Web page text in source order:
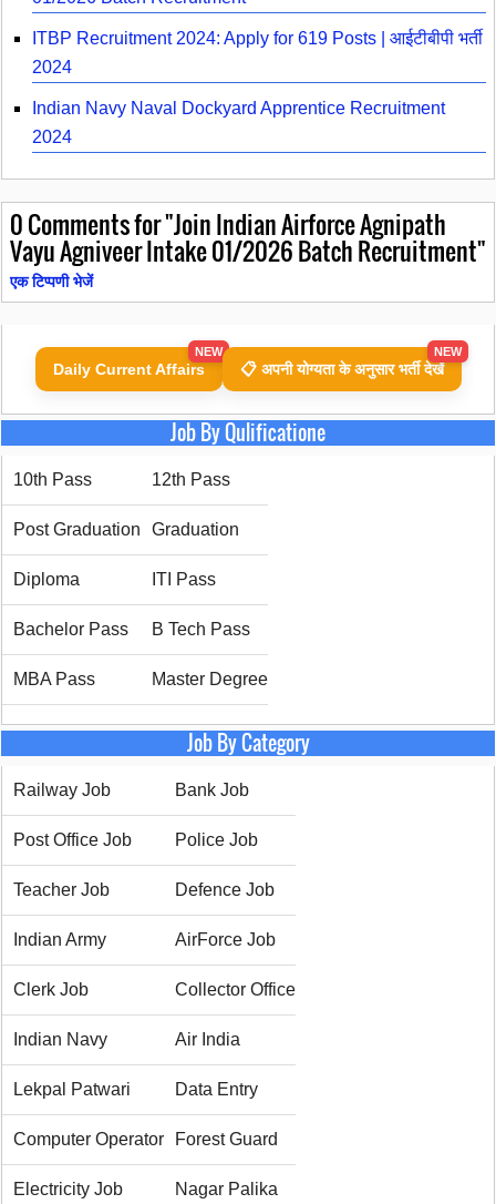
ITBP Recruitment 2024: Apply for 619 Posts | आईटीबीपी भर्ती
2024
Indian Navy Naval Dockyard Apprentice Recruitment
2024
0Comments for "Join Indian Airforce Agnipath
Vayu Agniveer Intake 01/2026 Batch Recruitment"
एक टिप्पणी भेजें
Daily Current Affairs
NEW
📋 अपनी योग्यता के अनुसार भर्ती देखें
NEW
Job By Qulificatione
10th Pass 12th Pass
Post Graduation Graduation
Diploma ITI Pass
Bachelor Pass B Tech Pass
MBA Pass Master Degree
Job By Category
Railway Job Bank Job
Post Office Job Police Job
Teacher Job Defence Job
Indian Army AirForce Job
Clerk Job Collector Office
Indian Navy Air India
Lekpal Patwari Data Entry
Computer Operator Forest Guard
Electricity Job Nagar Palika